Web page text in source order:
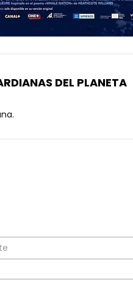
DEL PLANETA